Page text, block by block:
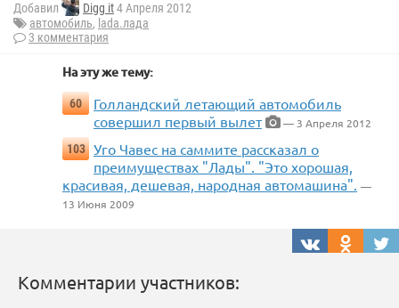
Добавил Digg it4 Апреля 2012
автомобиль, lada.лада
3 комментария
На эту же тему:
60
Голландский летающий автомобиль
совершил первый вылет
— 3 Апреля 2012
103 Уго Чавес на саммите рассказал о
преимуществах "Лады". "Это хорошая,
красивая, дешевая, народная автомашина". —
13 Июня 2009
Комментарии участников: